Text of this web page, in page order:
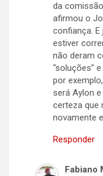
da
afirmou o
confiança.
estiver
não deram
“soluções”
por
será Aylon
certeza que
novamente
Responder
Fabiano